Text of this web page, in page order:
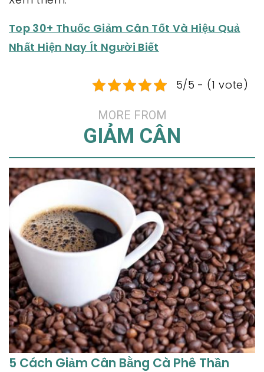
Top 30+ Thuốc Giảm Cân Tốt Và Hiệu Quả
Nhất Hiện Nay Ít Người Biết
5/5 - (1 vote)
MORE FROM
GIẢM CÂN
5 Cách Giảm Cân Bằng Cà Phê Thần